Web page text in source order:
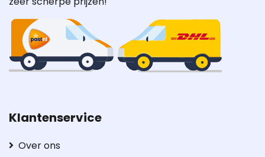
Klantenservice
Over ons